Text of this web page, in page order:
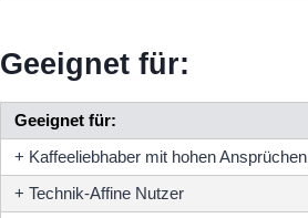
Geeignet für:
Geeignet für:
+ Kaffeeliebhaber mit hohen Ansprüchen
+ Technik-Affine Nutzer